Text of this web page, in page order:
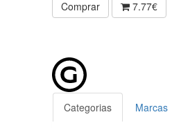
Comprar
7.77€
Categorias Marcas